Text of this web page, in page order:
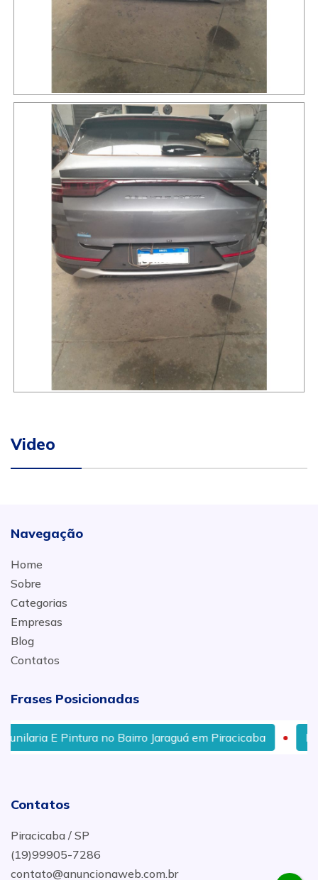
Video
Navegação
Home
Sobre
Categorias
Empresas
Blog
Contatos
Frases Posicionadas
Bairro Jaraguá em Piracicaba Restauração De
Contatos
Piracicaba / SP
(19)99905-7286
contato@anuncionaweb.com.br